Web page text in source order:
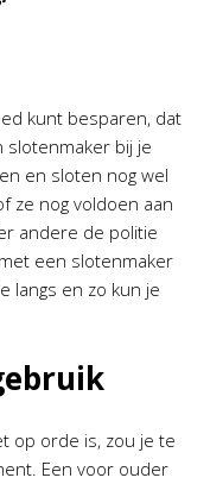
kunt besparen, dat
slotenmaker bij je
en sloten nog wel
ze nog voldoen aan
andere de politie
een slotenmaker
langs en zo kun je
op orde is, zou je te
Een voor ouder